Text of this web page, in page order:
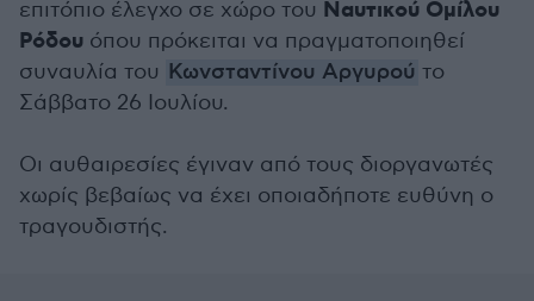
επιτόπιο έλεγχο σε χώρο του Ναυτικού Ομίλου
Ρόδου όπου πρόκειται να πραγματοποιηθεί
συναυλία του Κωνσταντίνου Αργυρού το
Σάββατο 26 Ιουλίου.
Οι αυθαιρεσίες έγιναν από τους διοργανωτές
χωρίς βεβαίως να έχει οποιαδήποτε ευθύνη ο
τραγουδιστής.